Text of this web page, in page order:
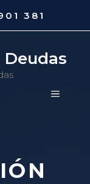
381
MENÚ